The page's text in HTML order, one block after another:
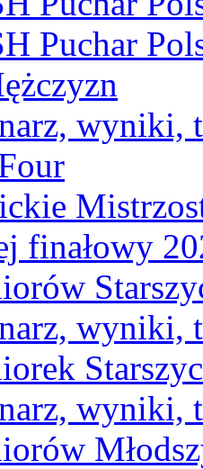
Puchar
wyniki,
finałowy
wyniki,
wyniki,